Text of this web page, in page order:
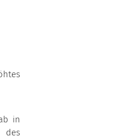
in
des